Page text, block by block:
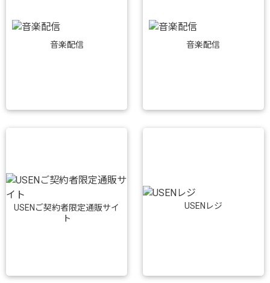
音楽配信 音楽配信
USENご契約者限定通販サイ
ト
USENレジ